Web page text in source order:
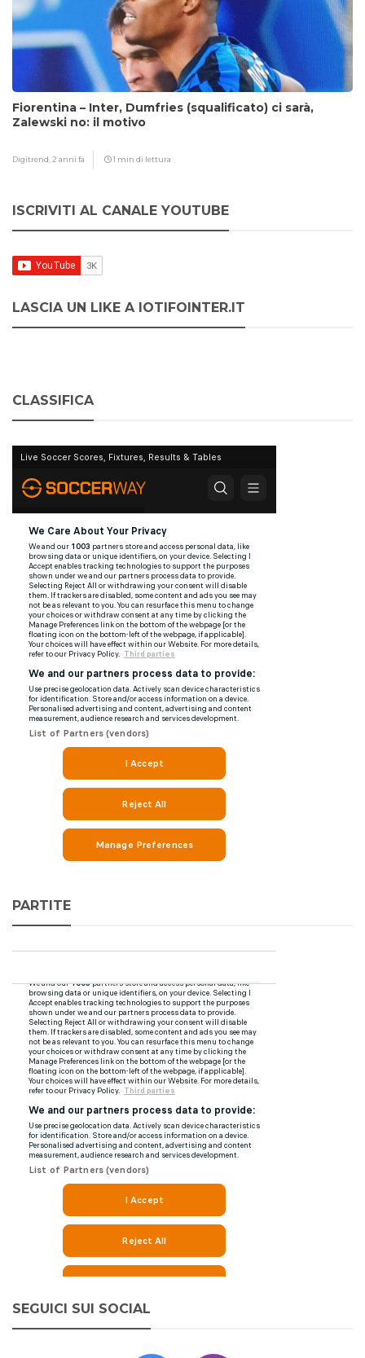
Fiorentina – Inter, Dumfries (squalificato) ci sarà,
Zalewski no: il motivo
Digitrend, 2 anni fa 1 min di lettura
ISCRIVITI AL CANALE YOUTUBE
LASCIA UN LIKE A IOTIFOINTER.IT
CLASSIFICA
PARTITE
SEGUICI SUI SOCIAL